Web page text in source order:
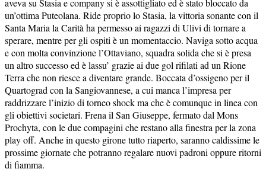
aveva su Stasia e company si è assottigliato ed è stato bloccato da
un’ottima Puteolana. Ride proprio lo Stasia, la vittoria sonante con il
Santa Maria la Carità ha permesso ai ragazzi di Ulivi di tornare a
sperare, mentre per gli ospiti è un momentaccio. Naviga sotto acqua
e con molta convinzione l’Ottaviano, squadra solida che si è presa
un altro successo ed è lassu’ grazie ai due gol rifilati ad un Rione
Terra che non riesce a diventare grande. Boccata d’ossigeno per il
Quartograd con la Sangiovannese, a cui manca l’impresa per
raddrizzare l’inizio di torneo shock ma che è comunque in linea con
gli obiettivi societari. Frena il San Giuseppe, fermato dal Mons
Prochyta, con le due compagini che restano alla finestra per la zona
play off. Anche in questo girone tutto riaperto, saranno caldissime le
prossime giornate che potranno regalare nuovi padroni oppure ritorni
di fiamma.